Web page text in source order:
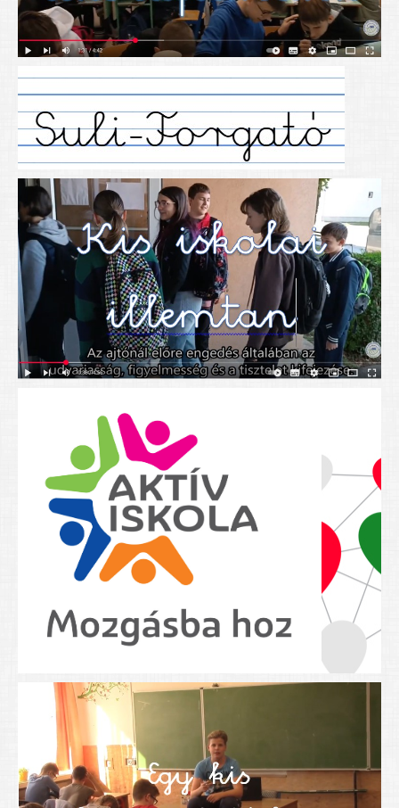
Tanulmányi versenyek
Alapítványunk
Nyitva tartás
SZÜLŐKNEK
Google Tanterem, Classroom - útmutató diákoknak
Tanév rendje
Étkezés befizetése
Étlap
eKréta
Diákigazolvány igénylése
Mindennapos testnevelés
Tartós tankönyvek
Nyolcadikosainknak
Kréta szülői segédlet
Felsős taneszközlista
BEISKOLÁZÁS 2026